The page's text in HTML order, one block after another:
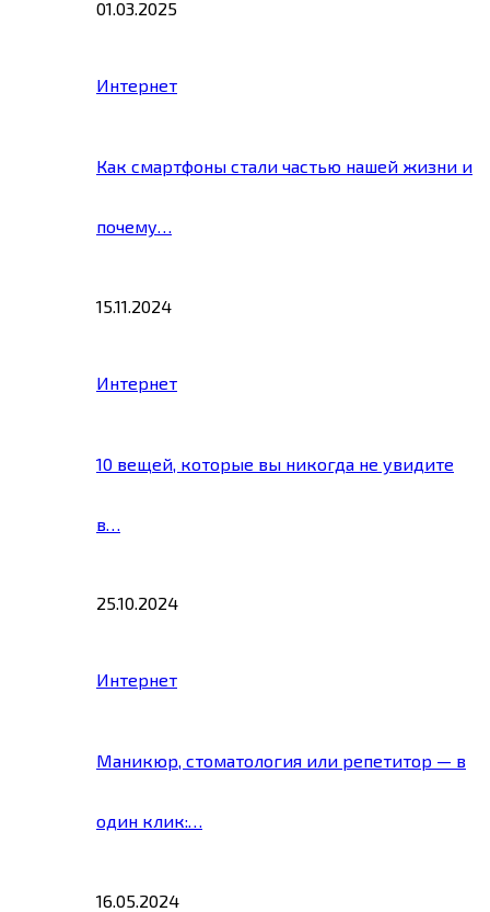
01.03.2025
Интернет
Как смартфоны стали частью нашей жизни и
почему…
15.11.2024
Интернет
10 вещей, которые вы никогда не увидите
в…
25.10.2024
Интернет
Маникюр, стоматология или репетитор — в
один клик:…
16.05.2024